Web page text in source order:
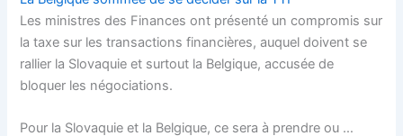
Les ministres des Finances ont présenté un compromis sur
la taxe sur les transactions financières, auquel doivent se
rallier la Slovaquie et surtout la Belgique, accusée de
bloquer les négociations.
Pour la Slovaquie et la Belgique, ce sera à prendre ou …